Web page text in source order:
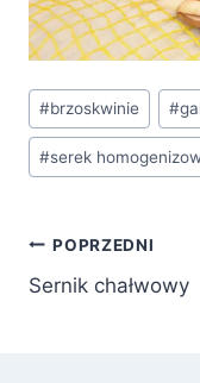
Tagi
wpisu:
#brzoskwinie #
#serek
Nawigacja
wpisu
POPRZEDNI
Sernik chałwowy